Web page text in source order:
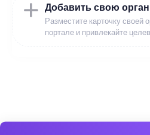
Добавить свою
Разместите карточку своей
портале и привлекайте